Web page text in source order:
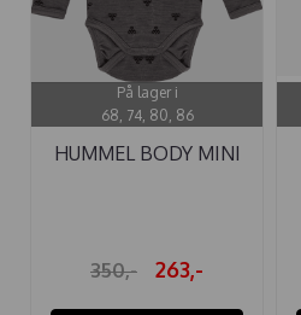
På lager i
68, 74, 80, 86
HUMMEL BODY MINI
350,- 263,-